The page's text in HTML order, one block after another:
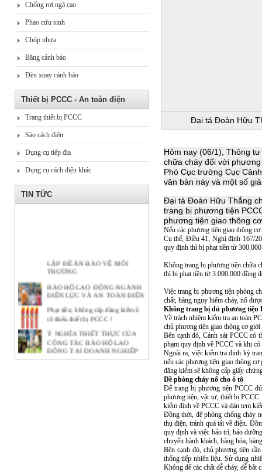
Chống rơi ngã cao
Phao cứu sinh
Chóp nhựa
Băng cảnh báo
Đèn xoay cảnh báo
Thiết bị PCCC - An toàn điện
Trang thiết bị PCCC
Sào cách điện
Dụng cụ tiếp địa
Dụng cụ cách điện khác
TIN TỨC
LẬP ĐỀ ÁN BẢO VỆ MÔI
TRƯỜNG
BẢO HỘ LAO ĐỘNG NGÀNH
ĐIỆN LỰC VÀ AN TOÀN ĐIỆN
Phạt tiền, không cấp đăng kiểm ô
tô thiếu thiết bị PCCC !
Ý NGHĨA THIẾT THỰC CỦA
CÔNG TÁC BẢO HỘ LAO
ĐỘNG TẠI DOANH NGHIỆP
BẢO HỘ LAO ĐỘNG -
Đại tá Đoàn Hữu
Hôm nay (06/1), Thông
chữa cháy đối với
Phó Cục trưởng Cục
văn bản này và một số
Đại tá Đoàn Hữu Thắng
trang bị phương tiện
phương tiện giao thông
Nếu các phương tiện giao thông
Cụ thể, Điều 41, Nghị định 167/
quy định thì bị phạt tiền từ
Không trang bị phương tiện chữa
thì bị phạt tiền từ 3.000.000 đồng
Việc trang bị phương tiện phòng
chất, hàng nguy hiểm cháy, nổ
Không trang bị đủ phương tiện
Về trách nhiệm kiểm tra an toàn
chủ phương tiện giao thông cơ
Bên cạnh đó, Cảnh sát PCCC có
phạm quy định về PCCC và khi có
Ngoài ra, việc kiểm tra định kỳ
nếu các phương tiện giao thông
đăng kiểm sẽ không cấp giấy
Đề phòng cháy nổ cho ô tô
Để trang bị phương tiện PCCC
phương tiện, vật tư, thiết bị
kiểm định về PCCC và dán tem
Đồng thời, để phòng chống cháy
thụ điện, tránh quá tải về điện.
quy định và việc bảo trì, bảo
chuyển hành khách, hàng hóa,
Bên cạnh đó, chủ phương tiện
thống tiếp nhiên liệu. Sử dụng
Không để các chất dễ cháy, dễ